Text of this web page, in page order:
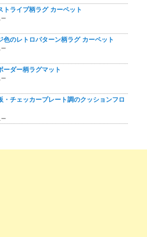
トライプ柄ラグ カーペット
色のレトロパターン柄ラグ カーペット
ーダー柄ラグマット
・チェッカープレート調のクッションフロ